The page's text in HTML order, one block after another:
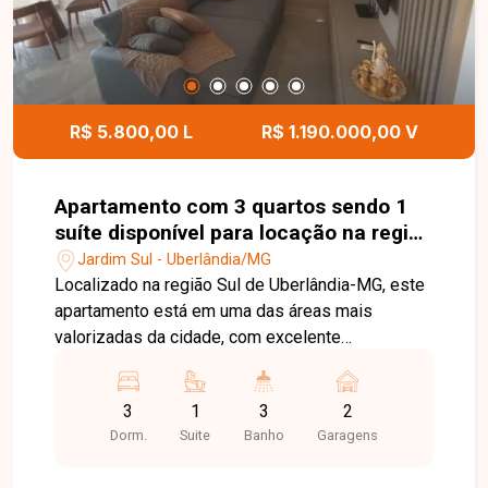
Entre em contato com a Delta Imóveis e agende
sua visita. Nossa equipe está pronta para
apresentar todos os detalhes deste imóvel e
ajudar você a encontrar a oportunidade ideal para
morar ou investir.
R$ 5.800,00 L R$ 1.190.000,00 V
Apartamento com 3 quartos sendo 1
suíte disponível para locação na região
Sul de Uberlândia-MG
Jardim Sul - Uberlândia/MG
Localizado na região Sul de Uberlândia-MG, este
apartamento está em uma das áreas mais
valorizadas da cidade, com excelente
e proximidade com supermercados, escolas,
farmácias, restaurantes, academias e diversos
comércios e serviços, proporcionando conforto,
3
Dorm.
1
Suite
3
Banho
2
Garagens